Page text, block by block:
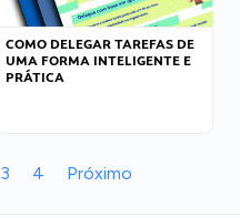
COMO DELEGAR TAREFAS DE
UMA FORMA INTELIGENTE E
PRÁTICA
3 4 Próximo